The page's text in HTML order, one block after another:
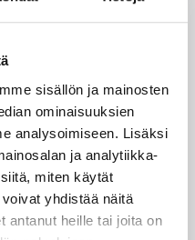
sisällön ja mainosten
ominaisuuksien
analysoimiseen. Lisäksi
ja analytiikka-
miten käytät
yhdistää näitä
antanut heille tai joita on
takaa
–
johtaa peliä jo 20